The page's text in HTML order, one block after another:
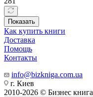
Показать
Как купить книги
Доставка
Помощь
Контакты
info@bizkniga.com.ua
г. Киев
2010-2026 © Бизнес книга